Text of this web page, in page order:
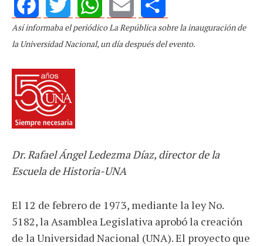
FacebookTwitterWhatsApp
Email Share
Así informaba el periódico La República sobre la inauguración de
la Universidad Nacional, un día después del evento.
Dr. Rafael Ángel Ledezma Díaz, director de la
Escuela de Historia-UNA
El 12 de febrero de 1973, mediante la ley No.
5182, la Asamblea Legislativa aprobó la creación
de la Universidad Nacional (UNA). El proyecto que